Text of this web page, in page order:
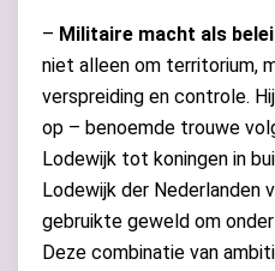
– Militaire macht als
niet alleen om territorium,
verspreiding en controle.
op – benoemde trouwe
Lodewijk tot koningen in
Lodewijk der Nederlanden
gebruikte geweld om
Deze combinatie van